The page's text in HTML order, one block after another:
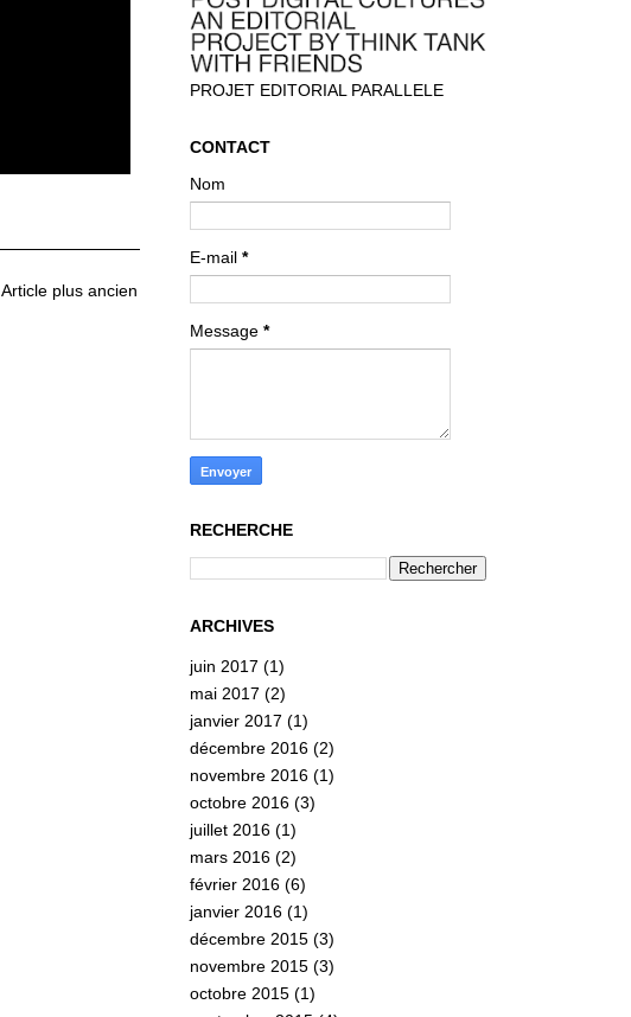
Article plus ancien
PROJET EDITORIAL PARALLELE
CONTACT
Nom
E-mail *
Message *
RECHERCHE
ARCHIVES
juin 2017 (1)
mai 2017 (2)
janvier 2017 (1)
décembre 2016 (2)
novembre 2016 (1)
octobre 2016 (3)
juillet 2016 (1)
mars 2016 (2)
février 2016 (6)
janvier 2016 (1)
décembre 2015 (3)
novembre 2015 (3)
octobre 2015 (1)